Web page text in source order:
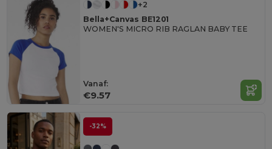
+2
Bella+Canvas BE1201
WOMEN'S MICRO RIB RAGLAN BABY TEE
Vanaf:
€9.57
-32%